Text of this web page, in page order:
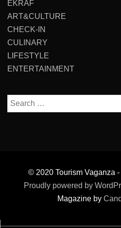
EKRAF
ART&CULTURE
CHECK-IN
CULINARY
LIFESTYLE
ENTERTAINMENT
Search
for:
© 2020 Tourism Vaganza
Proudly powered by
Magazine by